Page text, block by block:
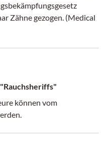
Zähne gezogen. (Medical
können vom